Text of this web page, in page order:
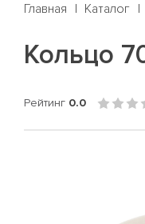
Главная Каталог
Кольцо
Рейтинг 0.0